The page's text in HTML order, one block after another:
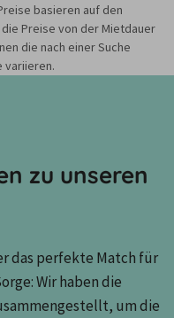
basieren auf den
Preise von der Mietdauer
die nach einer Suche
variieren.
zu unseren
das perfekte Match für
Wir haben die
um die